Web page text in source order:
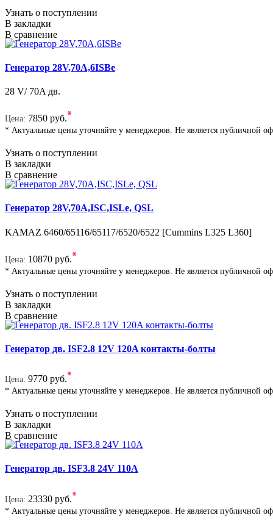
Узнать о поступлении
В закладки
В сравнение
Генератор 28V,70A,6ISBe
28 V/ 70A дв.
Цена: 7850 руб.*
* Актуальные цены уточняйте у менеджеров. Не является публичной
Узнать о поступлении
В закладки
В сравнение
Генератор 28V,70А,ISC,ISLе, QSL
KAMAZ 6460/65116/65117/6520/6522 [Cummins L325 L360]
Цена: 10870 руб.*
* Актуальные цены уточняйте у менеджеров. Не является публичной
Узнать о поступлении
В закладки
В сравнение
Генератор дв. ISF2.8 12V 120A контакты-болты
Цена: 9770 руб.*
* Актуальные цены уточняйте у менеджеров. Не является публичной
Узнать о поступлении
В закладки
В сравнение
Генератор дв. ISF3.8 24V 110A
Цена: 23330 руб.*
* Актуальные цены уточняйте у менеджеров. Не является публичной